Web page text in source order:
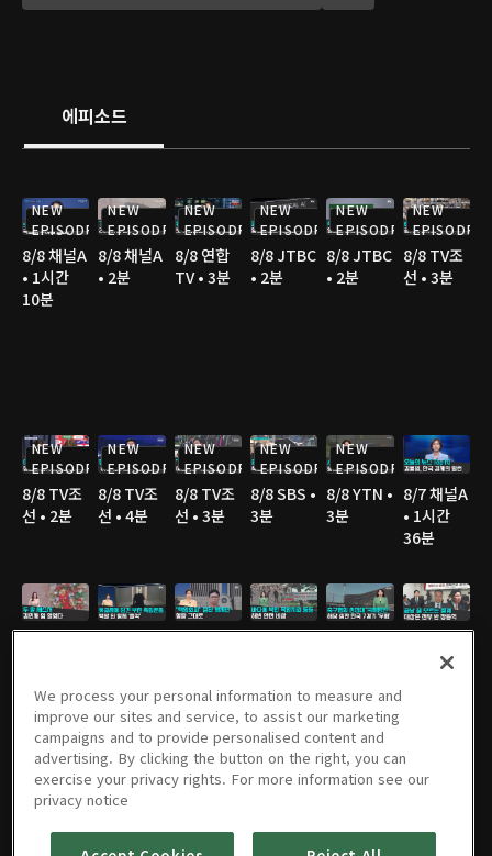
에피소드
NEW
EPISODE
8/8 채널A
• 1시간
10분
NEW
EPISODE
8/8 채널A
• 2분
NEW
EPISODE
8/8 연합
TV • 3분
NEW
EPISODE
8/8 JTBC
• 2분
NEW
EPISODE
8/8 JTBC
• 2분
NEW
EPISODE
8/8 TV조
선 • 3분
NEW
EPISODE
8/8 TV조
선 • 2분
NEW
EPISODE
8/8 TV조
선 • 4분
NEW
EPISODE
8/8 TV조
선 • 3분
NEW
EPISODE
8/8 SBS •
3분
NEW
EPISODE
8/8 YTN •
3분
8/7 채널A
• 1시간
36분
선 • 3분
8/7 TV조
선 • 3분
8/7 YTN •
2분
8/7 MBC
• 3분
8/6 채널A
• 1시간
8/6 JTBC
• 2분
8/6 채널A
• 1분
We process your personal information to measure and
improve our sites and service, to assist our marketing
campaigns and to provide personalised content and
advertising. By clicking the button on the right, you can
exercise your privacy rights. For more information see our
privacy notice